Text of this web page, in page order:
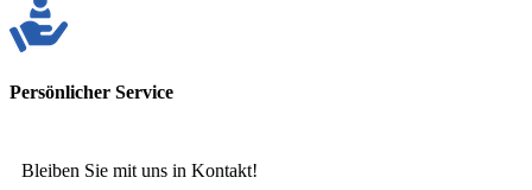
Persönlicher Service
Bleiben Sie mit uns in Kontakt!